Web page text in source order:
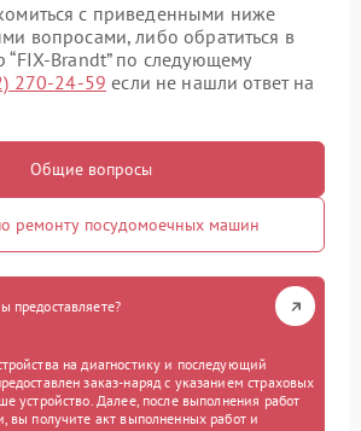
с приведенными ниже
вопросами, либо обратиться в
“FIX-Brandt” по следующему
270-24-59 если не нашли ответ на
Общие вопросы
ремонту посудомоечных машин
предоставляете?
на диагностику и последующий
заказ-наряд с указанием страховых
устройство. Далее, после выполнения работ
вы получите акт выполненных работ и